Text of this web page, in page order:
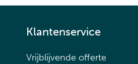
Klantenservice
Vrijblijvende offerte